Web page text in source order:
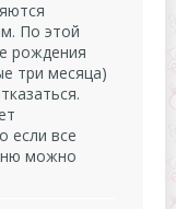
По этой
рождения
три месяца)
если все
можно